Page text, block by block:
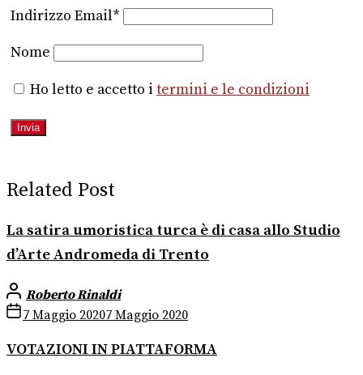
Indirizzo Email*
Nome
Ho letto e accetto i termini e le condizioni
Related Post
La satira umoristica turca è di casa allo Studio
d’Arte Andromeda di Trento
Roberto Rinaldi
7 Maggio 20207 Maggio 2020
VOTAZIONI IN PIATTAFORMA